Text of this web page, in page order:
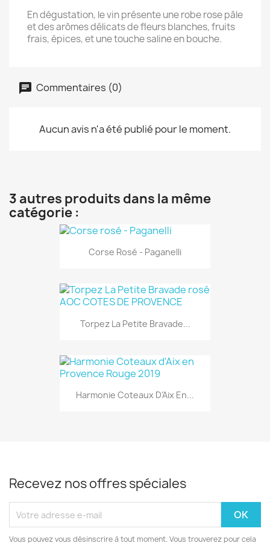
En dégustation, le vin présente une robe rose pâle
et des arômes délicats de fleurs blanches, fruits
frais, épices, et une touche saline en bouche.
Commentaires (0)
Aucun avis n'a été publié pour le moment.
3 autres produits dans la même
catégorie :
Corse Rosé - Paganelli
Torpez La Petite Bravade...
Harmonie Coteaux D'Aix En...
Recevez nos offres spéciales
Vous pouvez vous désinscrire à tout moment. Vous trouverez pour cela